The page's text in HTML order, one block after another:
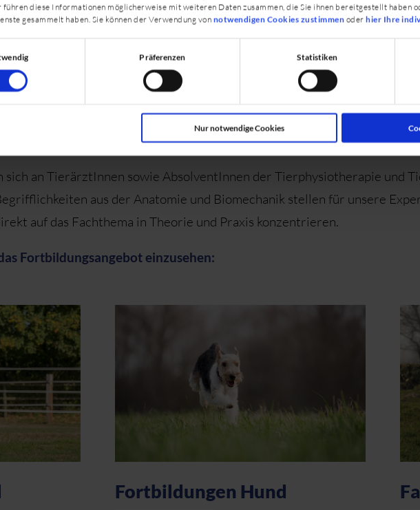
führen diese Informationen möglicherweise mit weiteren Daten zusammen, die Sie ihnen bereitgestellt haben
gesammelt haben. Sie können der Verwendung von notwendigen Cookies zustimmen oder hier Ihre
Präferenzen Statistiken
Nur notwendige Cookies
ohne jegliche Grundkenntnisse besucht werden und richten sich
die Gesundheit Ihrer Tiere unterstützen wollen.
entweder schon mit wenigen Kursen als Grundlage oder direkt nach
HundehalterInnen sowie Tierphysio- und TierosteotherapeutInnen
wollen.
sich an TierärztInnen sowie AbsolventInnen der Tierphysiotherapie und
aus der Anatomie und Biomechanik stellen für unsere
auf das Fachthema in Theorie und Praxis konzentrieren.
Fortbildungsangebot einzusehen:
Fortbildungen Hund